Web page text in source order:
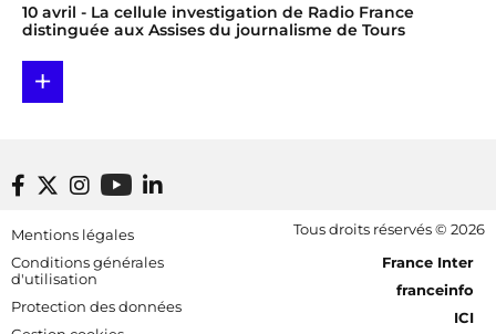
10 avril - La cellule investigation de Radio France
distinguée aux Assises du journalisme de Tours
+
Footer bottom
Mentions légales
Conditions générales
d'utilisation
Protection des données
Tous droits réservés © 2026
[RDF] Pied de page - Mobile
France Inter
franceinfo
ICI